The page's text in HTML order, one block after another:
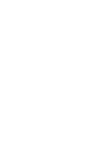
取樓層搬運費50-100元/樓。